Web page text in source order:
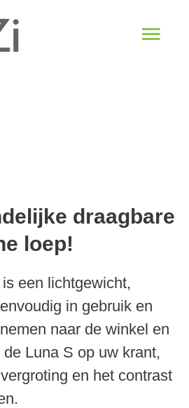
draagbare
loep!
een lichtgewicht,
in gebruik en
naar de winkel en
Luna S op uw krant,
en het contrast